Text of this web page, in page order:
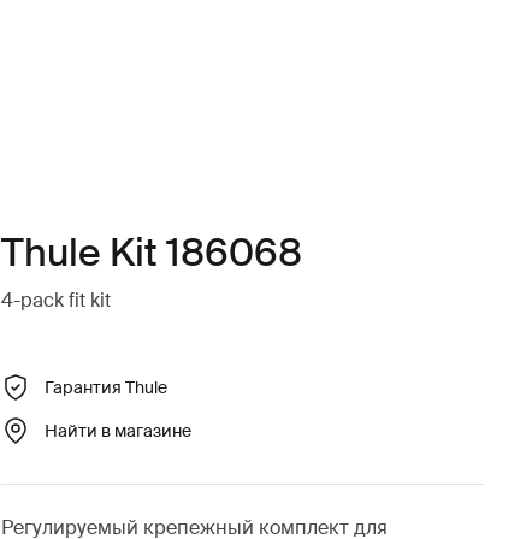
Thule Kit 186068
4-pack fit kit
Гарантия Thule
Найти в магазине
Регулируемый крепежный комплект для